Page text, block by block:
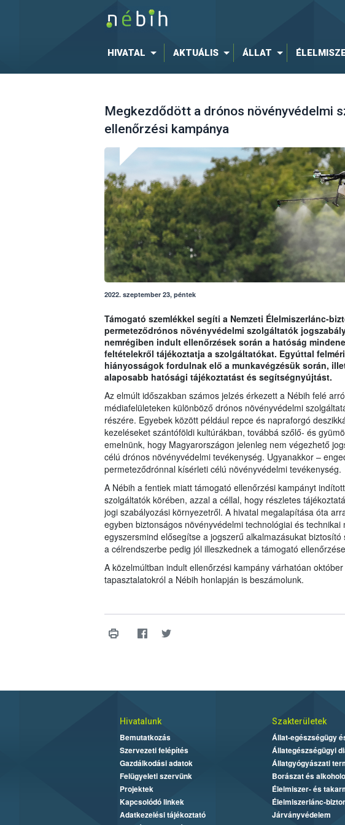
HIVATAL AKTUÁLIS ÁLLAT
Megkezdődött a drónos növényvédelmi
ellenőrzési kampánya
2022. szeptember 23, péntek
Támogató szemlékkel segíti a Nemzeti Élelmiszerlánc-
permeteződrónos növényvédelmi szolgáltatók
nemrégiben indult ellenőrzések során a hatóság
feltételekről tájékoztatja a szolgáltatókat. Egyúttal
hiányosságok fordulnak elő a munkavégzésük során,
alaposabb hatósági tájékoztatást és segítségnyújtást.
Az elmúlt időszakban számos jelzés érkezett a Nébih felé
médiafelületeken különböző drónos növényvédelmi
részére. Egyebek között például repce és napraforgó
kezeléseket szántóföldi kultúrákban, továbbá szőlő- és
emelnünk, hogy Magyarországon jelenleg nem végezhető
célú drónos növényvédelmi tevékenység. Ugyanakkor –
permeteződrónnal kísérleti célú növényvédelmi tevékenység.
A Nébih a fentiek miatt támogató ellenőrzési kampányt
szolgáltatók körében, azzal a céllal, hogy részletes
jogi szabályozási környezetről. A hivatal megalapítása óta
egyben biztonságos növényvédelmi technológiai és
egyszersmind elősegítse a jogszerű alkalmazásukat
a célrendszerbe pedig jól illeszkednek a támogató
A közelmúltban indult ellenőrzési kampány várhatóan
tapasztalatokról a Nébih honlapján is beszámolunk.
Hivatalunk
Bemutatkozás
Szervezeti felépítés
Gazdálkodási adatok
Felügyeleti szervünk
Projektek
Kapcsolódó linkek
Adatkezelési tájékoztató
Szakterületek
Állat-egészségügy
Állategészségügyi
Állatgyógyászati
Borászat és
Élelmiszer- és
Élelmiszerlánc-
Járványvédelem